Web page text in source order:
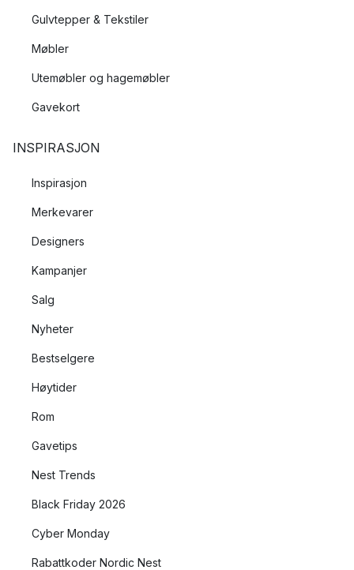
Gulvtepper & Tekstiler
Møbler
Utemøbler og hagemøbler
Gavekort
INSPIRASJON
Inspirasjon
Merkevarer
Designers
Kampanjer
Salg
Nyheter
Bestselgere
Høytider
Rom
Gavetips
Nest Trends
Black Friday 2026
Cyber Monday
Rabattkoder Nordic Nest